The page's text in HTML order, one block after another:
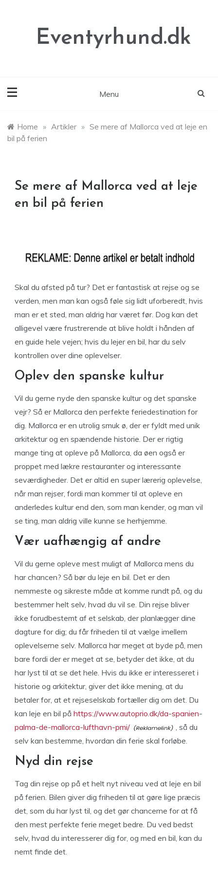
Eventyrhund.dk
Menu
Home » Artikler » Se mere af Mallorca ved at leje en
bil på ferien
Se mere af Mallorca ved at leje
en bil på ferien
Skal du afsted på tur? Det er fantastisk at rejse og se
verden, men man kan også føle sig lidt uforberedt, hvis
man er et sted, man aldrig har været før. Dog kan det
alligevel være frustrerende at blive holdt i hånden af
en guide hele vejen; hvis du lejer en bil, har du selv
kontrollen over dine oplevelser.
Oplev den spanske kultur
Vil du gerne nyde den spanske kultur og det spanske
vejr? Så er Mallorca den perfekte feriedestination for
dig. Mallorca er en utrolig smuk ø, der er fyldt med unik
arkitektur og en spændende historie. Der er rigtig
mange ting at opleve på Mallorca, da øen også er
proppet med lækre restauranter og interessante
seværdigheder. Det er altid en super lærerig oplevelse,
når man rejser, fordi man kommer til at opleve en
anderledes kultur end den, som man kender, og man vil
se ting, man aldrig ville kunne se herhjemme.
Vær uafhængig af andre
Vil du gerne opleve mest muligt af Mallorca mens du
har chancen? Så bør du leje en bil. Det er den
nemmeste og sikreste måde at komme rundt på, og du
bestemmer helt selv, hvad du vil se. Din rejse bliver
ikke forudbestemt af et selskab, der planlægger dine
dagture for dig; du får friheden til at vælge imellem
oplevelserne selv. Mallorca har meget at byde på, men
bare fordi der er meget at se, betyder det ikke, at du
har lyst til at se det hele. Hvis du ikke er interesseret i
historie og arkitektur, giver det ikke mening, at du
betaler for, at et rejseselskab fortæller dig om det. Du
kan leje en bil på https://www.autoprio.dk/da-spanien-
palma-de-mallorca-lufthavn-pmi/
, så du
selv kan bestemme, hvordan din ferie skal forløbe.
Nyd din rejse
Tag din rejse op på et helt nyt niveau ved at leje en bil
på ferien. Bilen giver dig friheden til at gøre lige præcis
det, som du har lyst til, og det gør chancerne for at få
den mest perfekte ferie meget bedre. Du ved bedst
selv, hvad du interesserer dig for, og med en bil, kan du
nemt finde det.